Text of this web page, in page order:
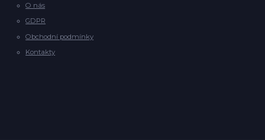
O nás
GDPR
Obchodní podmínky
Kontakty